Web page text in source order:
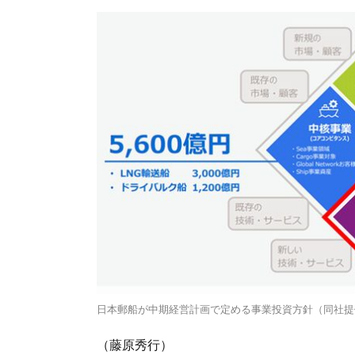
日本郵船が中期経営計画で定める事業投資方針（同社
（藤原秀行）